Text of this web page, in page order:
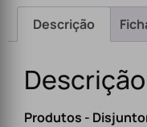
Descrição
Descrição
Produtos -